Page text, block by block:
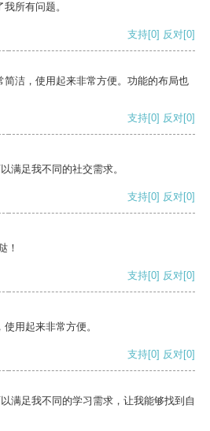
所有问题。
支持[0] 反对[0]
洁，使用起来非常方便。功能的布局也
支持[0] 反对[0]
满足我不同的社交需求。
支持[0] 反对[0]
！
支持[0] 反对[0]
用起来非常方便。
支持[0] 反对[0]
满足我不同的学习需求，让我能够找到自